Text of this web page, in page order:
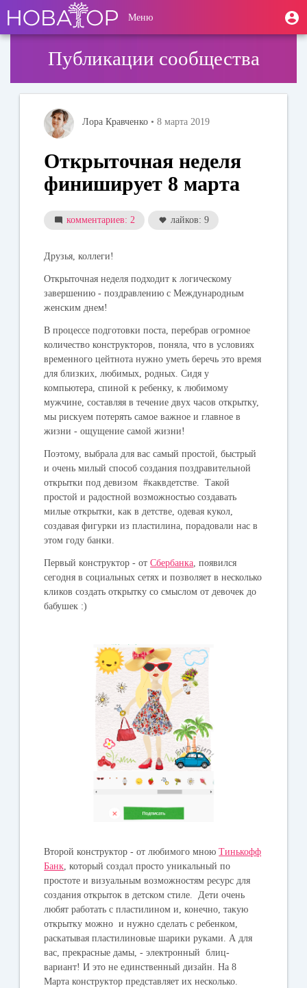
основному
содержанию
User
account
Меню
Публикации сообщества
Лора Кравченко • 8 марта 2019
Открыточная неделя
финиширует 8 марта
комментариев: 2 лайков: 9
Друзья, коллеги!
Открыточная неделя подходит к логическому
завершению - поздравлению с Международным
женским днем!
В процессе подготовки поста, перебрав огромное
количество конструкторов, поняла, что в условиях
временного цейтнота нужно уметь беречь это время
для близких, любимых, родных. Сидя у
компьютера, спиной к ребенку, к любимому
мужчине, составляя в течение двух часов открытку,
мы рискуем потерять самое важное и главное в
жизни - ощущение самой жизни!
Поэтому, выбрала для вас самый простой, быстрый
и очень милый способ создания поздравительной
открытки под девизом #каквдетстве. Такой
простой и радостной возможностью создавать
милые открытки, как в детстве, одевая кукол,
создавая фигурки из пластилина, порадовали нас в
этом году банки.
Первый конструктор - отСбербанка , появился
сегодня в социальных сетях и позволяет в несколько
кликов создать открытку со смыслом от девочек до
бабушек :)
Второй конструктор - от любимого мноюТинькофф
Банк, который создал просто уникальный по
простоте и визуальным возможностям ресурс для
создания открыток в детском стиле. Дети очень
любят работать с пластилином и, конечно, такую
открытку можно и нужно сделать с ребенком,
раскатывая пластилиновые шарики руками. А для
вас, прекрасные дамы, - электронный блиц-
вариант! И это не единственный дизайн. На 8
Марта конструктор представляет их несколько.